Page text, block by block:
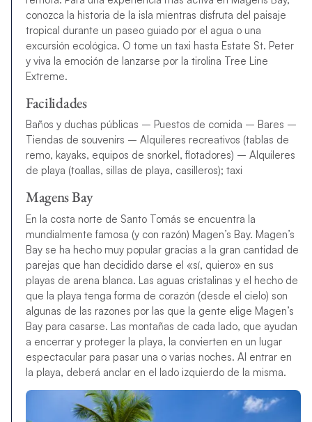
conozca la historia de la isla mientras disfruta del paisaje
tropical durante un paseo guiado por el agua o una
excursión ecológica. O tome un taxi hasta Estate St. Peter
y viva la emoción de lanzarse por la tirolina Tree Line
Extreme.
Facilidades
Baños y duchas públicas – Puestos de comida – Bares –
Tiendas de souvenirs – Alquileres recreativos (tablas de
remo, kayaks, equipos de snorkel, flotadores) – Alquileres
de playa (toallas, sillas de playa, casilleros); taxi
Magens Bay
En la costa norte de Santo Tomás se encuentra la
mundialmente famosa (y con razón) Magen’s Bay. Magen’s
Bay se ha hecho muy popular gracias a la gran cantidad de
parejas que han decidido darse el «sí, quiero» en sus
playas de arena blanca. Las aguas cristalinas y el hecho de
que la playa tenga forma de corazón (desde el cielo) son
algunas de las razones por las que la gente elige Magen’s
Bay para casarse. Las montañas de cada lado, que ayudan
a encerrar y proteger la playa, la convierten en un lugar
espectacular para pasar una o varias noches. Al entrar en
la playa, deberá anclar en el lado izquierdo de la misma.